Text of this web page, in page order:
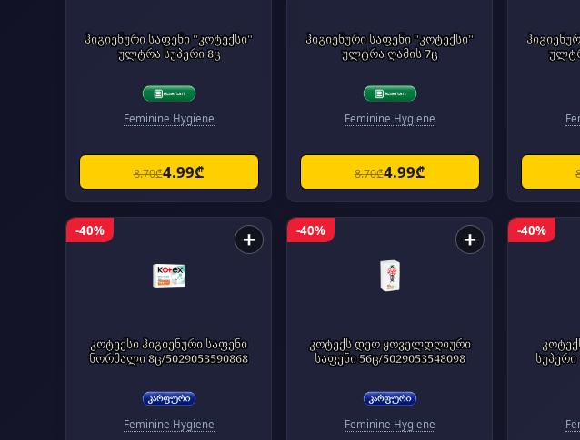
ჰიგიენური საფენი "კოტექსი"
ულტრა სუპერი 8ც
Feminine Hygiene
8.70₾4.99₾
ჰიგიენური საფენი "კოტექსი"
ულტრა ღამის 7ც
Feminine Hygiene
8.70₾4.99₾
-40% +
კოტექსი ჰიგიენური საფენი
ნორმალი 8ც/5029053590868
Feminine Hygiene
-40% +
კოტექს დეო ყოველდღიური
საფენი 56ც/5029053548098
Feminine Hygiene
-40%
სუპერი